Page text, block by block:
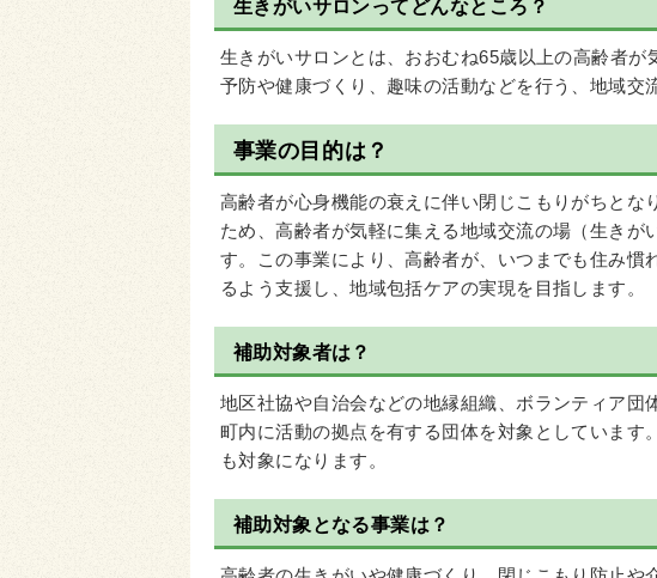
生きがいサロンってどんなところ？
生きがいサロンとは、おおむね65歳以上の高齢者
予防や健康づくり、趣味の活動などを行う、地域交
事業の目的は？
高齢者が心身機能の衰えに伴い閉じこもりがちと
ため、高齢者が気軽に集える地域交流の場（生き
す。この事業により、高齢者が、いつまでも住み
るよう支援し、地域包括ケアの実現を目指します。
補助対象者は？
地区社協や自治会などの地縁組織、ボランティア団
町内に活動の拠点を有する団体を対象としていま
も対象になります。
補助対象となる事業は？